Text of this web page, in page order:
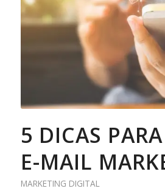
5 DICAS
E-MAIL
MARKETING DIGITAL